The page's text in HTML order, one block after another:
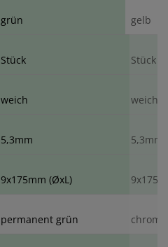
grün gelb
Stück Stück
weich weich
5,3mm 5,3mm
9x175mm (ØxL)
permanent grün